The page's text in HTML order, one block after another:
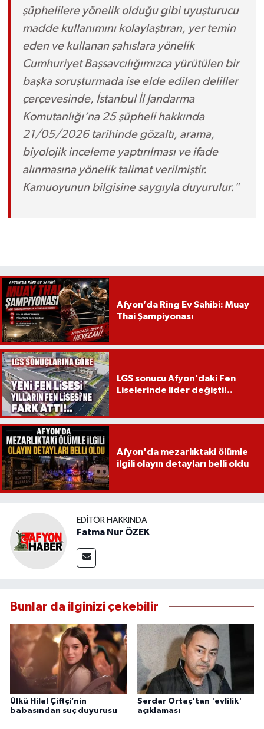
şüphelilere yönelik olduğu gibi uyuşturucu
madde kullanımını kolaylaştıran, yer temin
eden ve kullanan şahıslara yönelik
Cumhuriyet Başsavcılığımızca yürütülen bir
başka soruşturmada ise elde edilen deliller
çerçevesinde, İstanbul İl Jandarma
Komutanlığı‘na 25 şüpheli hakkında
21/05/2026 tarihinde gözaltı, arama,
biyolojik inceleme yaptırılması ve ifade
alınmasına yönelik talimat verilmiştir.
Kamuoyunun bilgisine saygıyla duyurulur."
Afyon’da Ring Ev Sahibi: Muay
Thai Şampiyonası
LGS sonucu Afyon'daki Fen
Liselerinde lider değişti!..
Afyon'da mezarlıktaki ölümle
ilgili olayın detayları belli oldu
EDITÖR HAKKINDA
Fatma Nur ÖZEK
Bunlar da ilginizi çekebilir
Ülkü Hilal Çiftçi’nin
babasından suç duyurusu
Serdar Ortaç'tan 'evlilik'
açıklaması